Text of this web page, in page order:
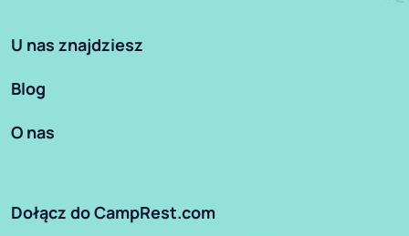
U nas znajdziesz
Blog
O nas
Dołącz do CampRest.com